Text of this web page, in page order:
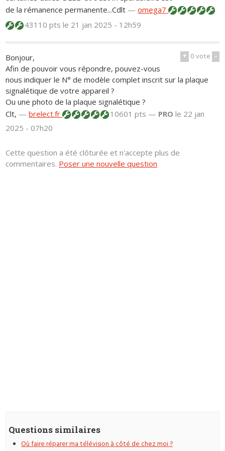
de la rémanence permanente...Cdlt —omega7
43110 ptsle 21 jan 2025 - 12h59
+ 0vote -
Bonjour,
Afin de pouvoir vous répondre, pouvez-vous
nous indiquer le N° de modèle complet inscrit sur la plaque
signalétique de votre appareil ?
Ou une photo de la plaque signalétique ?
Clt, —brelect.fr 10601 pts — PRO le 22 jan
2025 - 07h20
Cette question a été clôturée et n'accepte plus de
commentaires. Poser une nouvelle question
Questions similaires
Où faire réparer ma télévision à côté de chez moi ?